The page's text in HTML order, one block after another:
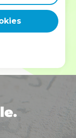
un ministère, une
est faite